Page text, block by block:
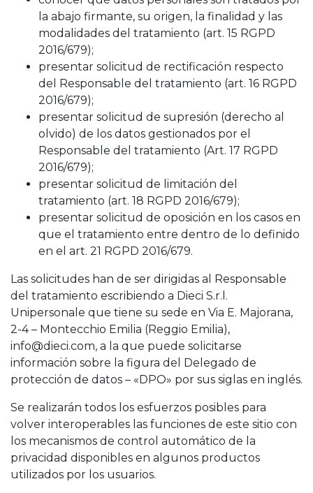
la abajo firmante, su origen, la finalidad y las
modalidades del tratamiento (art. 15 RGPD
2016/679);
presentar solicitud de rectificación respecto
del Responsable del tratamiento (art. 16 RGPD
2016/679);
presentar solicitud de supresión (derecho al
olvido) de los datos gestionados por el
Responsable del tratamiento (Art. 17 RGPD
2016/679);
presentar solicitud de limitación del
tratamiento (art. 18 RGPD 2016/679);
presentar solicitud de oposición en los casos en
que el tratamiento entre dentro de lo definido
en el art. 21 RGPD 2016/679.
Las solicitudes han de ser dirigidas al Responsable
del tratamiento escribiendo a Dieci S.r.l.
Unipersonale que tiene su sede en Via E. Majorana,
2-4 – Montecchio Emilia (Reggio Emilia),
info@dieci.com, a la que puede solicitarse
información sobre la figura del Delegado de
protección de datos – «DPO» por sus siglas en inglés.
Se realizarán todos los esfuerzos posibles para
volver interoperables las funciones de este sitio con
los mecanismos de control automático de la
privacidad disponibles en algunos productos
utilizados por los usuarios.